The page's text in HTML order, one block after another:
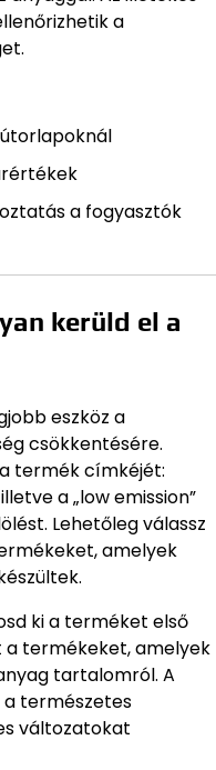
a
a fogyasztók
kerüld el a
eszköz a
csökkentésére.
termék címkéjét:
a „low emission”
Lehetőleg válassz
amelyek
ki a terméket első
a termékeket, amelyek
tartalomról. A
természetes
változatokat